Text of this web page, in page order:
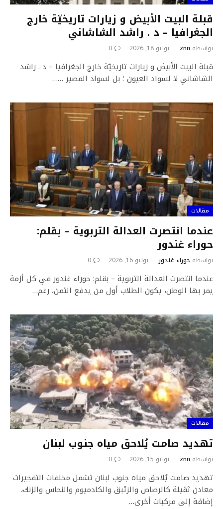
قبلة البيت الأبيض و زيارات تاريخيّة خارج
الجغرافيا – د . راشد الشاشاني
بواسطة znn يوليو 18, 2026 0
قبلة البيت الأبيض و زيارات تاريخيّة خارج الجغرافيا – د . راشد
الشاشاني لا لسواد العيون ؛ بل لسواد المصير ……
مقالات
عندما انتصرت العدالة التربوية – بقلم:
حوراء غندور
بواسطة حوراء غندور يوليو 16, 2026 0
عندما انتصرت العدالة التربوية – بقلم: حوراء غندور في كل أزمة
يمر بها الوطن، يكون الطلاب أول من يدفع الثمن، رغم…
مقالات
تهديد صامت يُلاحق مياه جنوب لبنان
بواسطة znn يوليو 15, 2026 0
تهديد صامت يُلاحق مياه جنوب لبنان تشمل مخلفات التفجيرات
معادن ثقيلة كالرصاص والزئبق والكادميوم والنحاس والزنك،
إضافة إلى مركبات أخرى…